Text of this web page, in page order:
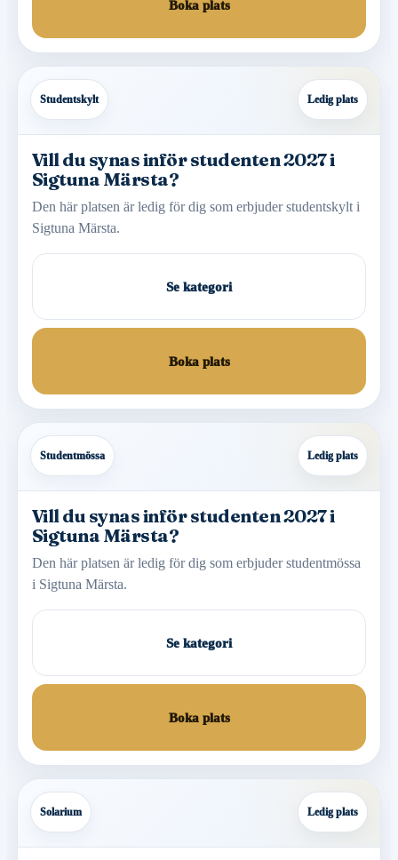
Boka plats
Studentskylt Ledig plats
Vill du synas inför studenten 2027 i
Sigtuna Märsta?
Den här platsen är ledig för dig som erbjuder studentskylt i
Sigtuna Märsta.
Se kategori
Boka plats
Studentmössa Ledig plats
Vill du synas inför studenten 2027 i
Sigtuna Märsta?
Den här platsen är ledig för dig som erbjuder studentmössa
i Sigtuna Märsta.
Se kategori
Boka plats
Solarium Ledig plats